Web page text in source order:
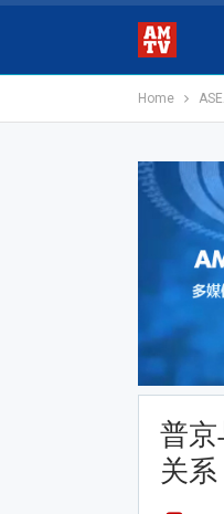
Home
普
关系